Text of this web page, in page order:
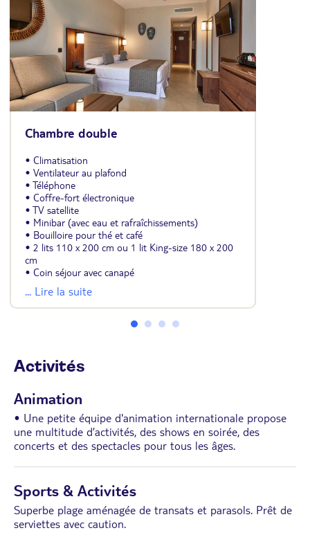
Chambre double
• Climatisation
• Ventilateur au plafond
• Téléphone
• Coffre-fort électronique
• TV satellite
• Minibar (avec eau et rafraîchissements)
• Bouilloire pour thé et café
• 2 lits 110 x 200 cm ou 1 lit King-size 180 x 200
cm
• Coin séjour avec canapé
• Salle de bains avec douche
• Miroir grossissant et sèche-cheveux
• Balcon ou terrasse
... Lire la suite
Activités
Animation
• Une petite équipe d'animation internationale propose
une multitude d’activités, des shows en soirée, des
concerts et des spectacles pour tous les âges.
Sports & Activités
Superbe plage aménagée de transats et parasols. Prêt de
serviettes avec caution.